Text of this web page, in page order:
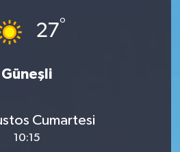
27°
Güneşli
Cumartesi
10:15